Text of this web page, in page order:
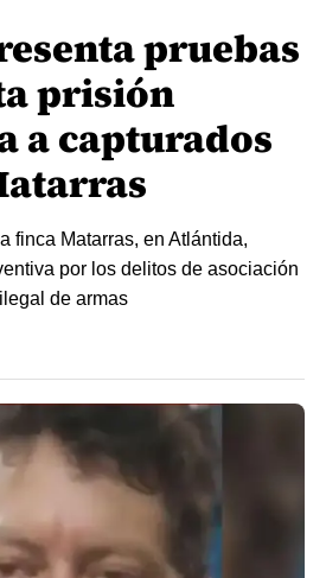
pruebas
prisión
a capturados
finca Matarras, en Atlántida,
por los delitos de asociación
de armas